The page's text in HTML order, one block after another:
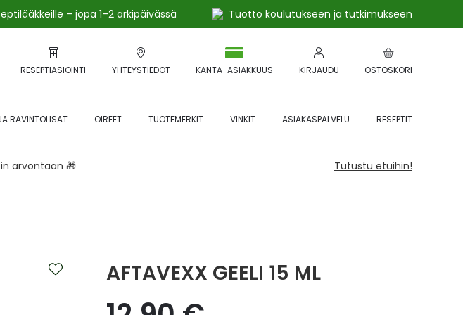
– jopa 1–2 arkipäivässä
Tuotto koulutukseen ja tutkimukseen
RESEPTIASIOINTI YHTEYSTIEDOT OSTOSKORI
KANTA-ASIAKKUUS KIRJAUDU
RAVINTOLISÄT OIREET TUOTEMERKIT VINKIT ASIAKASPALVELU RESEPTIT
arvontaan 🎁 Tutustu etuihin!
AFTAVEXX GEELI 15 ML